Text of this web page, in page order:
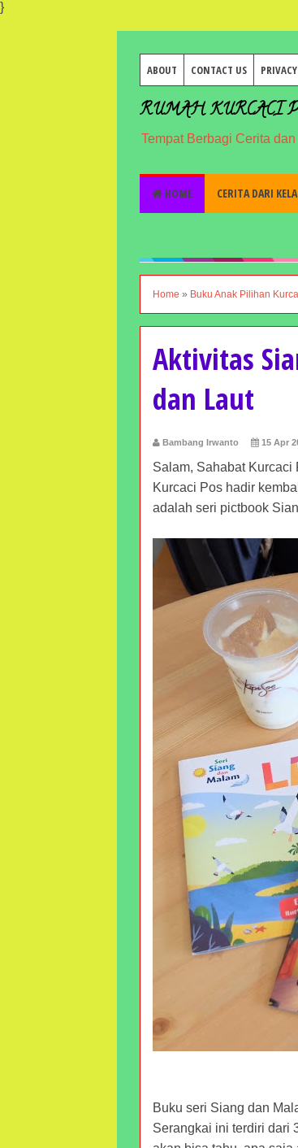
}
ABOUT CONTACT US
RUMAH KURCACI
Tempat Berbagi Cerita
HOME CERITA DARI
Home » Buku Anak Pilihan
Aktivitas
dan Laut
Bambang Irwanto 15 Apr
Salam, Sahabat Kurcaci
Kurcaci Pos hadir
adalah seri pictbook
Buku seri Siang dan
Serangkai ini terdiri dari